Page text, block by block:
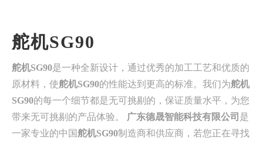
舵机SG90
舵机SG90是一种全新设计，通过优秀的加工工艺和优质的
原材料，使舵机SG90的性能达到更高的标准。我们为舵机
SG90的每一个细节都是无可挑剔的，保证质量水平，为您
带来无可挑剔的产品体验。
广东德晟智能科技有限公司 是
一家专业的中国舵机SG90制造商和供应商，若您正在寻找